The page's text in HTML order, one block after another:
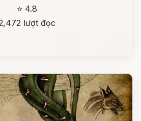
⭐ 4.8
lượt đọc